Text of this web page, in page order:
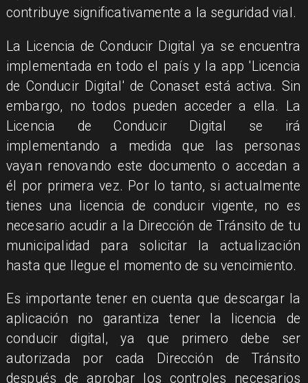
contribuye significativamente a la seguridad vial.
La Licencia de Conducir Digital ya se encuentra
implementada en todo el país y la app 'Licencia
de Conducir Digital' de Conaset está activa. Sin
embargo, no todos pueden acceder a ella. La
Licencia de Conducir Digital se irá
implementando a medida que las personas
vayan renovando este documento o accedan a
él por primera vez. Por lo tanto, si actualmente
tienes una licencia de conducir vigente, no es
necesario acudir a la Dirección de Tránsito de tu
municipalidad para solicitar la actualización
hasta que llegue el momento de su vencimiento.
Es importante tener en cuenta que descargar la
aplicación no garantiza tener la licencia de
conducir digital, ya que primero debe ser
autorizada por cada Dirección de Tránsito
después de aprobar los controles necesarios